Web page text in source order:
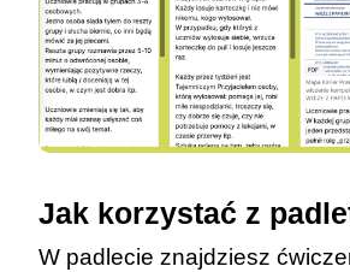
Jak korzystać z
W padlecie znajdziesz